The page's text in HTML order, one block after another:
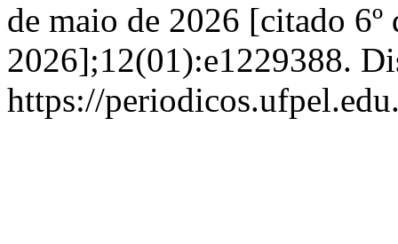
de maio de 2026 [citado 6º
2026];12(01):e1229388.
https://